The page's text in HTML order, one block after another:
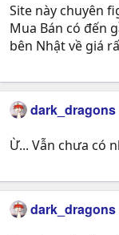
Site này chuyên
Mua Bán có đến
bên Nhật về giá
dark_dragons
Ừ... Vẫn chưa có
dark_dragons